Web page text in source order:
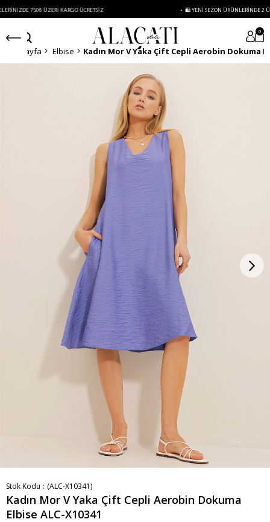
ÜZERI KARGO ÜCRETSIZ • 🛍️ YENI SEZON ÜRÜNLERINDE 2 ÜRÜN VE ÜZERI
0
Anasayfa Elbise
Stok Kodu (ALC-X10341)
Kadın Mor V Yaka Çift Cepli Aerobin Dokuma
Elbise ALC-X10341